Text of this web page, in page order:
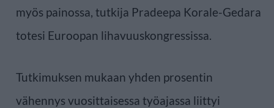
myös painossa, tutkija Pradeepa Korale-Gedara
totesi Euroopan lihavuuskongressissa.
Tutkimuksen mukaan yhden prosentin
vähennys vuosittaisessa työajassa liittyi